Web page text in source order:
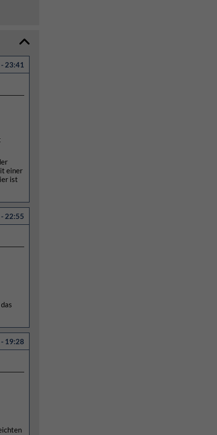
23:41
einer
ist
22:55
19:28